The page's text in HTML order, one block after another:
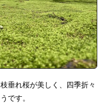
垂れ桜が美しく、四季折々
です。